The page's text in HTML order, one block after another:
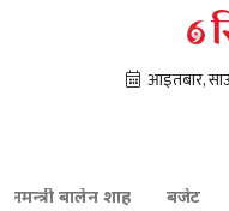
बालेन शाह बजेट